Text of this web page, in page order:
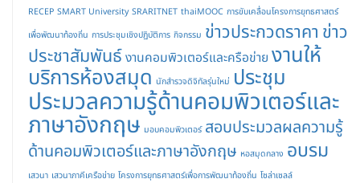
RECEP SMART University SRARITNET thaiMOOC การขับเคลื่อนโครงการยุทธศาสตร์
เพื่อพัฒนาท้องถิ่น การประชุมเชิงปฏิบัติการ กิจกรรม ข่าวประกวดราคา ข่าว
ประชาสัมพันธ์งานคอมพิวเตอร์และครือข่าย งานให้
บริการห้องสมุด นักสำรวจดิจิทัลรุ่นใหม่ ประชุม
ประมวลความรู้ด้านคอมพิวเตอร์และ
ภาษาอังกฤษ มอบคอมพิวเตอร์ สอบประมวลผลความรู้
ด้านคอมพิวเตอร์และภาษาอังกฤษ หอสมุดกลาง อบรม
เสวนา เสวนาภาคีเครือข่าย โครงการยุทธศาสตร์เพื่อการพัฒนาท้องถิ่น โซล่าเซลล์